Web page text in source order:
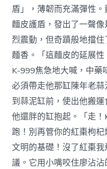
盾」，薄韌而充滿彈性
麵皮護盾，發出了一聲
烈震動，但奇蹟般地擋
麵香。「這麵皮的延展性
K-999焦急地大喊，中藥
必須帶走他那缸陳年老
到蒜泥缸前，使出他搬
他還胖的缸抱起。「走
跑！別再管你的紅棗枸
文明的基礎！沒了紅棗
議。它用小嘴咬住廖沾